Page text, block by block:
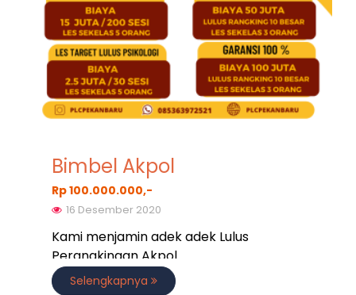
Bimbel Akpol
Rp 100.000.000,-
16 Desember 2020
Kami menjamin adek adek Lulus
Perangkingan Akpol
Selengkapnya